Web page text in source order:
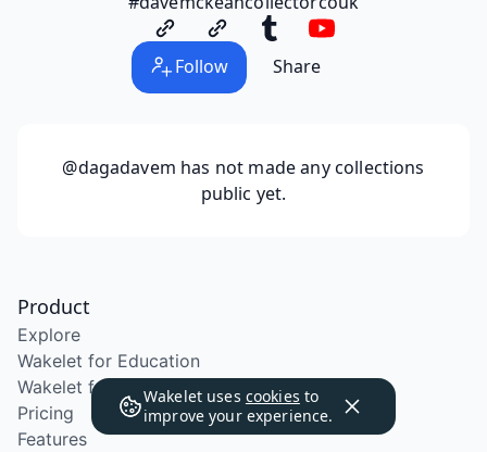
Follow Share
@dagadavem has not made any collections
public yet.
Wakelet uses cookies to
improve your experience.
Product
Explore
Wakelet for Education
Wakelet for School Districts
Pricing
Features